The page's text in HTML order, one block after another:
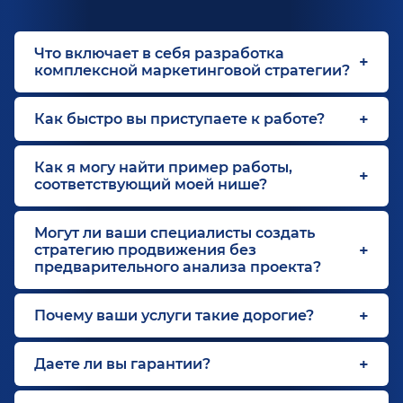
Что включает в себя разработка
комплексной маркетинговой стратегии?
Как быстро вы приступаете к работе?
Как я могу найти пример работы,
соответствующий моей нише?
Могут ли ваши специалисты создать
стратегию продвижения без
предварительного анализа проекта?
Почему ваши услуги такие дорогие?
Даете ли вы гарантии?